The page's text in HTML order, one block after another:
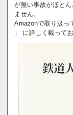
が無い事故がほと
ません。
Amazonで取り扱っ
」
に詳しく載って